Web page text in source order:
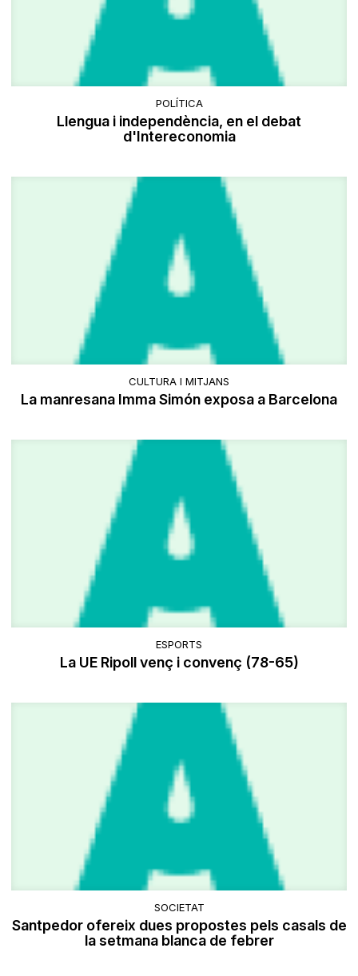
POLÍTICA
Llengua i independència, en el debat
d'Intereconomia
CULTURA I MITJANS
La manresana Imma Simón exposa a Barcelona
ESPORTS
La UE Ripoll venç i convenç (78-65)
SOCIETAT
Santpedor ofereix dues propostes pels casals de
la setmana blanca de febrer